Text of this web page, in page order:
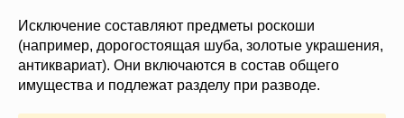
Исключение составляют предметы роскоши
(например, дорогостоящая шуба, золотые украшения,
антиквариат). Они включаются в состав общего
имущества и подлежат разделу при разводе.